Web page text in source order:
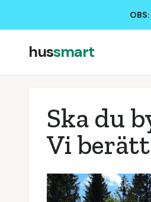
hussmart
Ska du
Vi